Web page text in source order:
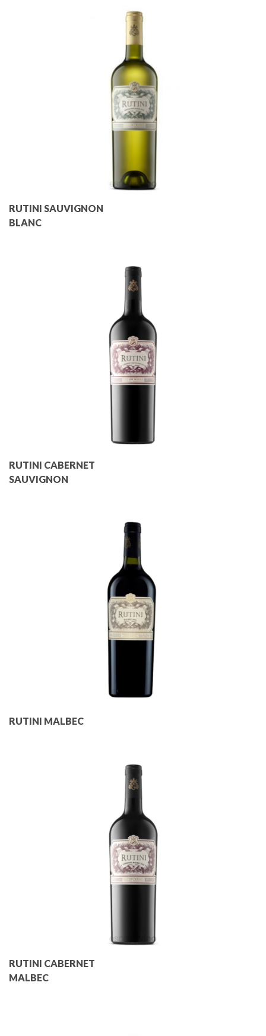
RUTINI SAUVIGNON
BLANC
RUTINI CABERNET
SAUVIGNON
RUTINI MALBEC
RUTINI CABERNET
MALBEC